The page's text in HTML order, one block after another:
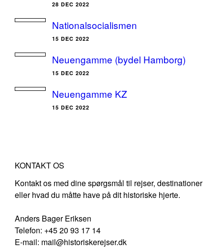
28 DEC 2022
Nationalsocialismen
15 DEC 2022
Neuengamme (bydel Hamborg)
15 DEC 2022
Neuengamme KZ
15 DEC 2022
KONTAKT OS
Kontakt os med dine spørgsmål til rejser, destinationer
eller hvad du måtte have på dit historiske hjerte.
Anders Bager Eriksen
Telefon: +45 20 93 17 14
E-mail: mail@historiskerejser.dk